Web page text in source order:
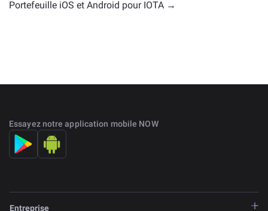
Portefeuille iOS et Android pour IOTA →
Essayez notre application mobile NOW
Entreprise